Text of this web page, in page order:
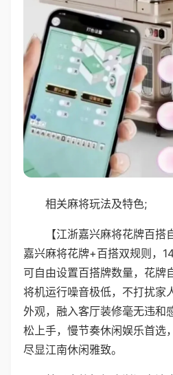
相关麻将玩法及特色;
【江浙嘉兴麻将花牌百
嘉兴麻将花牌+百搭双规则，
可自由设置百搭牌数量，花牌
将机运行噪音极低，不打扰家
外观，融入客厅装修毫无违和
松上手，慢节奏休闲娱乐首选
尽显江南休闲雅致。